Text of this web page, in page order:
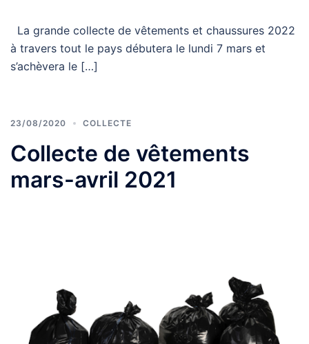
La grande collecte de vêtements et chaussures 2022
à travers tout le pays débutera le lundi 7 mars et
s’achèvera le […]
23/08/2020 COLLECTE
Collecte de vêtements
mars-avril 2021